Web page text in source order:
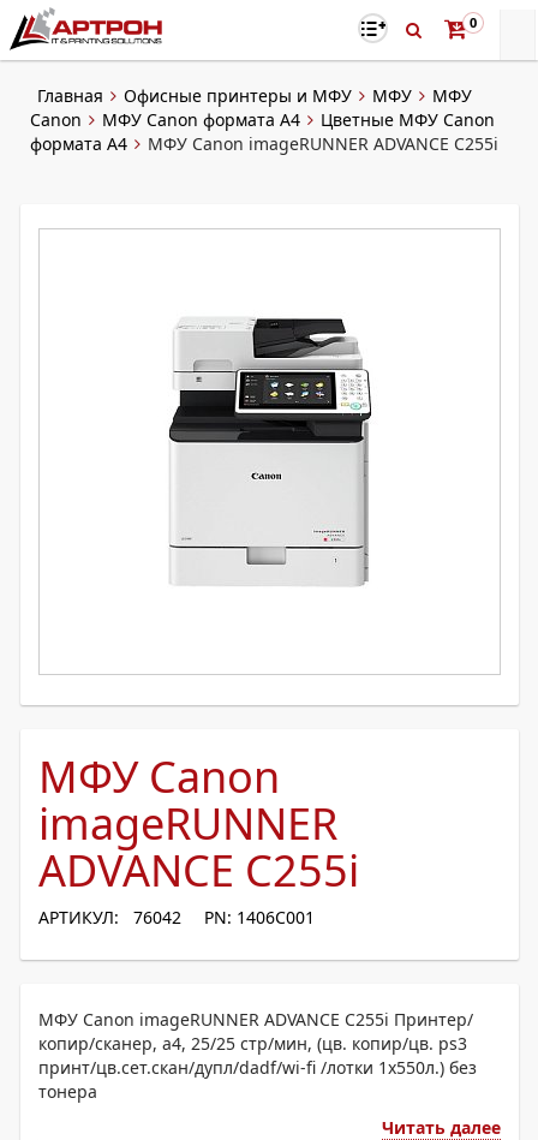
0
Главная Офисные принтеры и МФУ МФУ
МФУ
Canon
МФУ Canon формата А4
Цветные МФУ Canon
формата А4
МФУ Canon imageRUNNER ADVANCE C255i
МФУ Canon
imageRUNNER
ADVANCE C255i
АРТИКУЛ: 76042 PN: 1406C001
МФУ Canon imageRUNNER ADVANCE C255i Принтер/
копир/сканер, а4, 25/25 стр/мин, (цв. копир/цв. ps3
принт/цв.сет.скан/дупл/dadf/wi-fi /лотки 1х550л.) без
тонера
Читать далее